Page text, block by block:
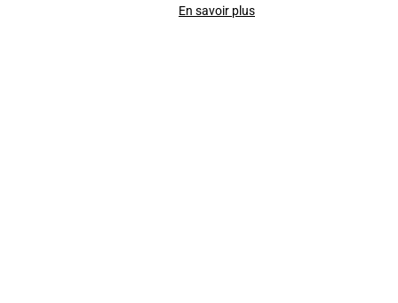
En savoir plus